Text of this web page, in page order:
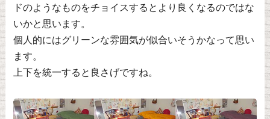
ドのようなものをチョイスするとより良くなるのではな
いかと思います。
個人的にはグリーンな雰囲気が似合いそうかなって思い
ます。
上下を統一すると良さげですね。